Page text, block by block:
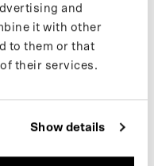
and
it with other
to them or that
their services.
Show details
recyclées.
produits sur notre
des nouveaux